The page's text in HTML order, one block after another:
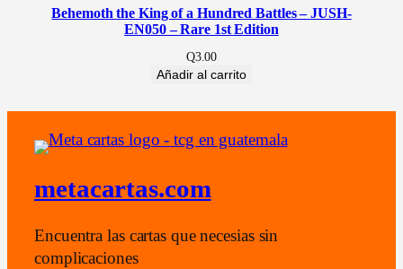
Behemoth the King of a Hundred Battles – JUSH-
EN050 – Rare 1st Edition
Q3.00
Añadir al carrito
metacartas.com
Encuentra las cartas que necesias sin
complicaciones